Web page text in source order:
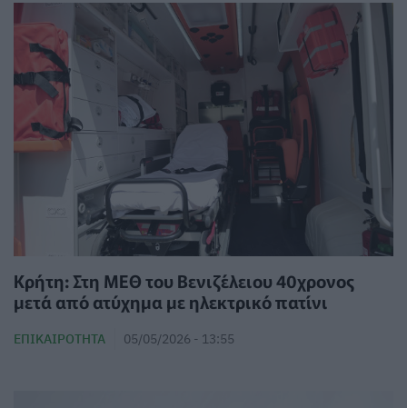
Κρήτη: Στη ΜΕΘ του Βενιζέλειου 40χρονος
μετά από ατύχημα με ηλεκτρικό πατίνι
ΕΠΙΚΑΙΡΌΤΗΤΑ 05/05/2026 - 13:55